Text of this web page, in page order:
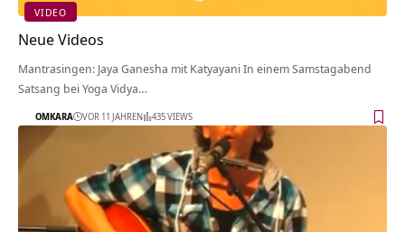
VIDEO
Neue Videos
Mantrasingen: Jaya Ganesha mit Katyayani In einem Samstagabend
Satsang bei Yoga Vidya…
OMKARA VOR 11 JAHREN 435 VIEWS